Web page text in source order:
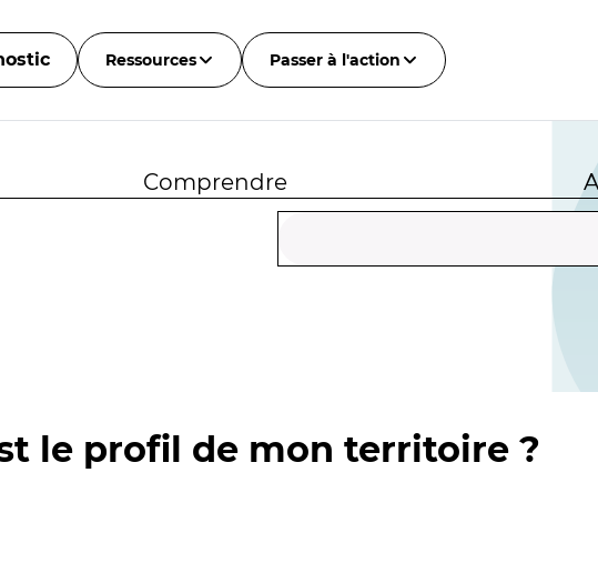
Ressources Passer à l'action
Comprendre
le profil de mon territoire ?